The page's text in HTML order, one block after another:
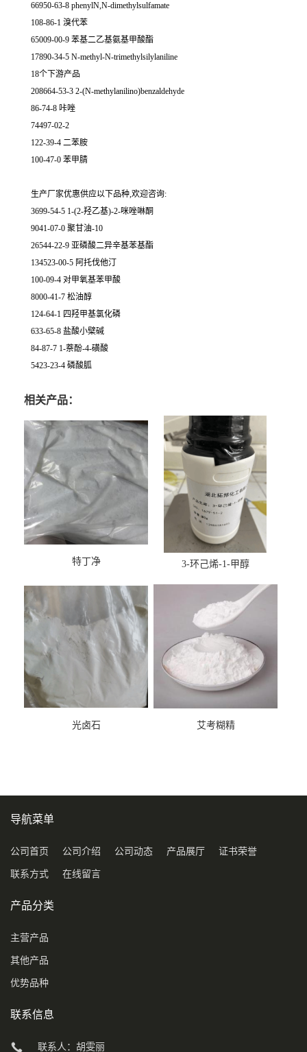
66950-63-8 phenylN,N-dimethylsulfamate
108-86-1 溴代苯
65009-00-9 苯基二乙基氨基甲酸酯
17890-34-5 N-methyl-N-trimethylsilylaniline
18个下游产品
208664-53-3 2-(N-methylanilino)benzaldehyde
86-74-8 咔唑
74497-02-2
122-39-4 二苯胺
100-47-0 苯甲腈
生产厂家优惠供应以下品种,欢迎咨询:
3699-54-5 1-(2-羟乙基)-2-咪唑啉酮
9041-07-0 聚甘油-10
26544-22-9 亚磷酸二异辛基苯基酯
134523-00-5 阿托伐他汀
100-09-4 对甲氧基苯甲酸
8000-41-7 松油醇
124-64-1 四羟甲基氯化磷
633-65-8 盐酸小檗碱
84-87-7 1-萘酚-4-磺酸
5423-23-4 磷酸胍
相关产品：
特丁净 3-环己烯-1-甲醇
光卤石 艾考糊精
导航菜单
公司首页 公司介绍 公司动态 产品展厅 证书荣誉
联系方式 在线留言
产品分类
主营产品
其他产品
优势品种
联系信息
联系人：胡雯丽